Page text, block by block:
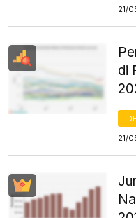
21/
di
21/